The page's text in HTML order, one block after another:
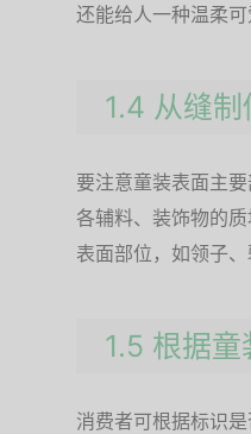
还能给人一种温柔可
1.4 从缝
要注意童装表面主
各辅料、装饰物的
表面部位，如领子
1.5 根据
消费者可根据标识